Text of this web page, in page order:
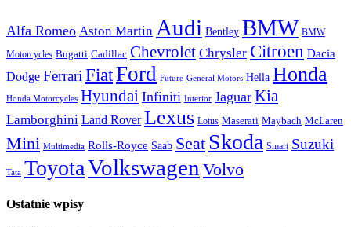
Alfa Romeo Aston Martin Audi Bentley BMW BMW
Motorcycles Bugatti Cadillac Chevrolet Chrysler Citroen Dacia
Dodge Ferrari FiatFord Future General Motors Hella Honda
Honda Motorcycles Hyundai Infiniti Interior Jaguar Kia
Lamborghini Land Rover Lexus Lotus Maserati Maybach McLaren
Mini Multimedia Rolls-Royce Saab Seat Skoda Smart Suzuki
Tata ToyotaVolkswagen Volvo
Ostatnie wpisy